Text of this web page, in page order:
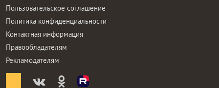
Пользовательское соглашение
Политика конфиденциальности
Контактная информация
Правообладателям
Рекламодателям